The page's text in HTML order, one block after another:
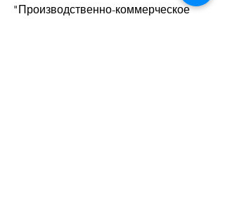
"Производственно-коммерческое